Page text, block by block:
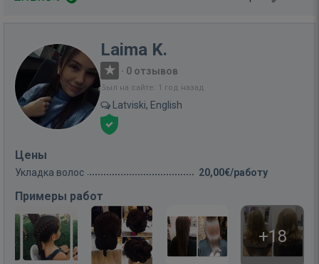
Laima K.
· 0 отзывов
Был на сайте: 1 год назад
Latviski, English
Цены
Укладка волос 20,00€/работу
Примеры работ
+18